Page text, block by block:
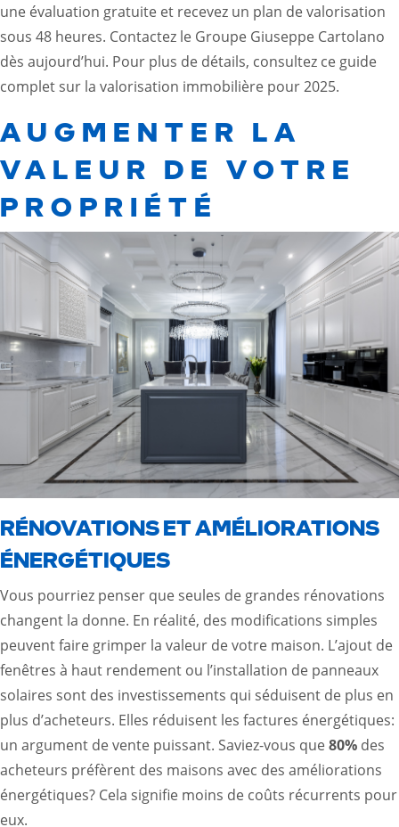
une évaluation gratuite et recevez un plan de valorisation
sous 48 heures. Contactez le Groupe Giuseppe Cartolano
dès aujourd’hui. Pour plus de détails, consultez ce guide
complet sur la valorisation immobilière pour 2025.
AUGMENTER LA
VALEUR DE VOTRE
PROPRIÉTÉ
RÉNOVATIONS ET AMÉLIORATIONS
ÉNERGÉTIQUES
Vous pourriez penser que seules de grandes rénovations
changent la donne. En réalité, des modifications simples
peuvent faire grimper la valeur de votre maison. L’ajout de
fenêtres à haut rendement ou l’installation de panneaux
solaires sont des investissements qui séduisent de plus en
plus d’acheteurs. Elles réduisent les factures énergétiques:
un argument de vente puissant. Saviez-vous que80% des
acheteurs préfèrent des maisons avec des améliorations
énergétiques? Cela signifie moins de coûts récurrents pour
eux.